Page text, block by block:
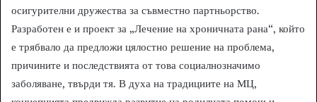
осигурителни дружества за съвместно партньорство.
Разработен е и проект за „Лечение на хроничната рана“, който
е трябвало да предложи цялостно решение на проблема,
причините и последствията от това социалнозначимо
заболяване, твърди тя. В духа на традициите на МЦ,